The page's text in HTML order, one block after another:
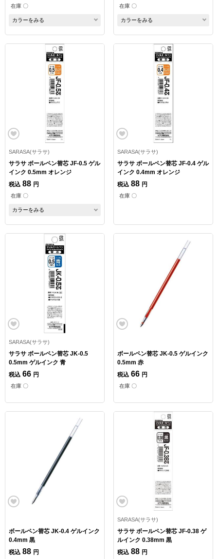
在庫 〇
カラーをみる
在庫 〇
カラーをみる
SARASA(サラサ)
サラサ ボールペン替芯 JF-0.5 ゲル
インク 0.5mm オレンジ
税込 88 円
在庫 〇
カラーをみる
SARASA(サラサ)
サラサ ボールペン替芯 JF-0.4 ゲル
インク 0.4mm オレンジ
税込 88 円
在庫 〇
SARASA(サラサ)
サラサ ボールペン替芯 JK-0.5
0.5mm ゲルインク 青
税込 66 円
在庫 〇
ボールペン替芯 JK-0.5 ゲルインク
0.5mm 赤
税込 66 円
在庫 〇
ボールペン替芯 JK-0.4 ゲルインク
0.4mm 黒
税込 88 円
SARASA(サラサ)
サラサ ボールペン替芯 JF-0.38 ゲ
ルインク 0.38mm 黒
税込 88 円